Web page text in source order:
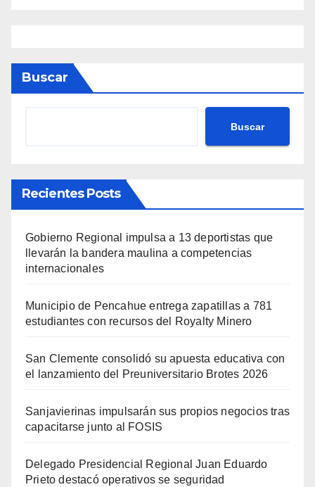
Buscar
Buscar
Recientes Posts
Gobierno Regional impulsa a 13 deportistas que
llevarán la bandera maulina a competencias
internacionales
Municipio de Pencahue entrega zapatillas a 781
estudiantes con recursos del Royalty Minero
San Clemente consolidó su apuesta educativa con
el lanzamiento del Preuniversitario Brotes 2026
Sanjavierinas impulsarán sus propios negocios tras
capacitarse junto al FOSIS
Delegado Presidencial Regional Juan Eduardo
Prieto destacó operativos se seguridad